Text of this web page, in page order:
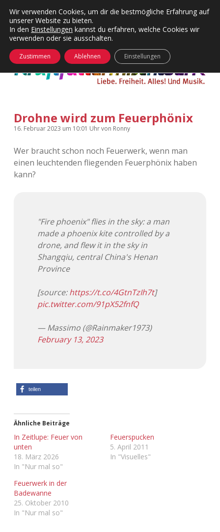
Kategorien
Menü
24 Hours Chilling
Die Wende
KFMW-Disco
Kopfkinomusik
Visuelles
Wandnotizen
KFMW-Disco
Dates
Contact
Menü
öffnen
Adventskalender 2010
Adventskalender 2013
Adventskalender 2014
Adventskalender 2016
Adventskalender 2017
Adventskalender 2022
facebookinstagram soundcloud
vimeo
öffnen
Drohne wird zum Feuerphönix
16. Februar 2023 um 10:01 Uhrvon Ronny
Wer braucht schon noch Feuerwerk, wenn man
einen leuchtenden fliegenden Feuerphönix haben
kann?
"Fire phoenix" flies in the sky: a man
made a phoenix kite controlled by a
drone, and flew it in the sky in
Shangqiu, central China's Henan
Province
[source:https://t.co/4GtnTzIh7t]
pic.twitter.com/91pX52fnfQ
— Massimo (@Rainmaker1973)
February 13, 2023
teilen
Ähnliche Beiträge
In Zeitlupe: Feuer von
unten
18. März 2026
In "Nur mal so"
Feuerspucken
5. April 2011
In "Visuelles"
Feuerwerk in der
Badewanne
25. Oktober 2010
In "Nur mal so"
Wir verwenden Cookies, um dir die bestmögliche Erfahrung auf
unserer Website zu bieten.
In den Einstellungen kannst du erfahren, welche Cookies wir
verwenden oder sie ausschalten.
Zustimmen Ablehnen Einstellungen